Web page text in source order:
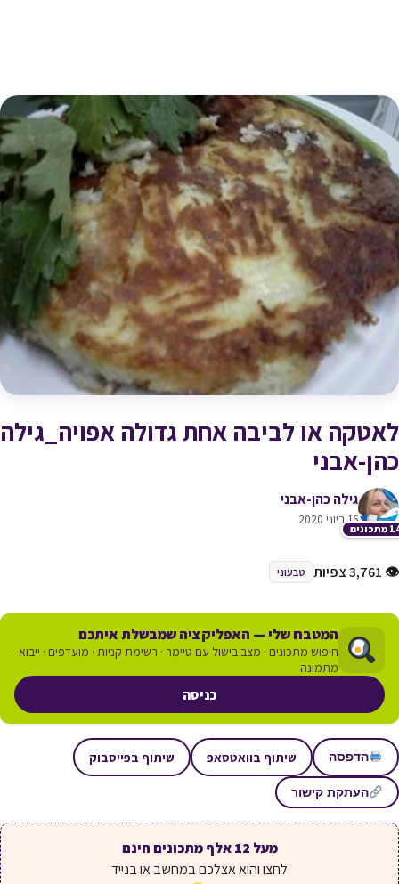
לאטקה או לביבה אחת גדולה אפויה_גילה
כהן-אבני
גילה כהן-אבני
16 ביוני 2020
👁 3,761 צפיות טבעוני
המטבח שלי — האפליקציה שמבשלת איתכם
חיפוש מתכונים · מצב בישול עם טיימר · רשימת קניות · מועדפים · ייבוא
מתמונה
כניסה
הדפסה שיתוף בוואטסאפ שיתוף בפייסבוק
העתקת קישור
מעל 12 אלף מתכונים חינם
לחצו והוא אצלכם במחשב או בנייד